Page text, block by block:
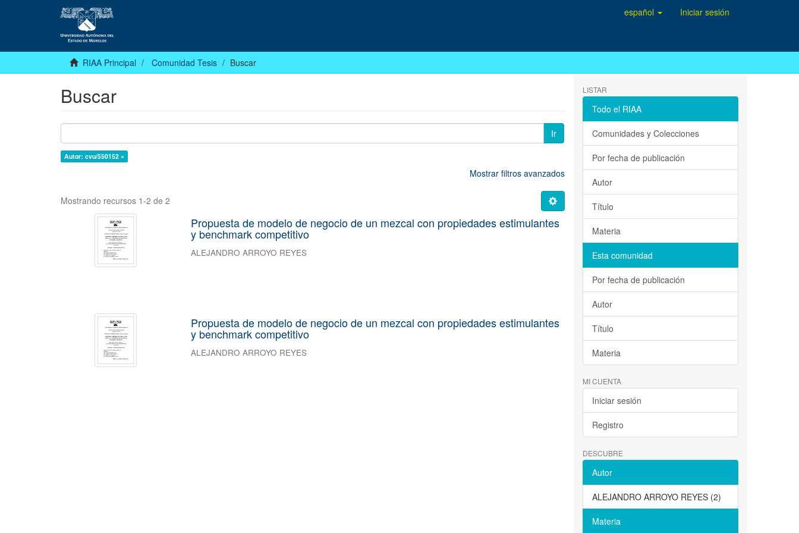
español Iniciar sesión
RIAA Principal Comunidad Tesis Buscar
Buscar
Ir
Autor: cvu/550152 ×
Mostrar filtros avanzados
Mostrando recursos 1-2 de 2
Propuesta de modelo de negocio de un mezcal con propiedades estimulantes
y benchmark competitivo
ALEJANDRO ARROYO REYES
Propuesta de modelo de negocio de un mezcal con propiedades estimulantes
y benchmark competitivo
ALEJANDRO ARROYO REYES
LISTAR
Todo el RIAA
Comunidades y Colecciones
Por fecha de publicación
Autor
Título
Materia
Esta comunidad
Por fecha de publicación
Autor
Título
Materia
MI CUENTA
Iniciar sesión
Registro
DESCUBRE
Autor
ALEJANDRO ARROYO REYES (2)
Materia